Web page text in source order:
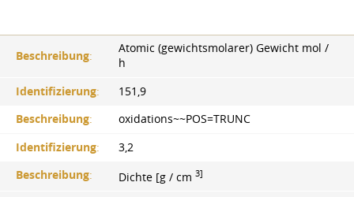
Beschreibung:
Atomic (gewichtsmolarer) Gewicht mol /
h
Identifizierung:
151,9
Beschreibung:
oxidations~~POS=TRUNC
Identifizierung:
3,2
Beschreibung: Dichte [g / cm 3]